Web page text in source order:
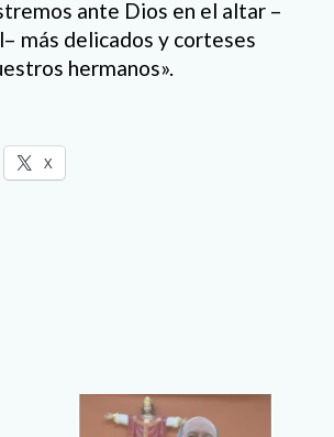
ante Dios en el altar –
más delicados y corteses
hermanos».
X